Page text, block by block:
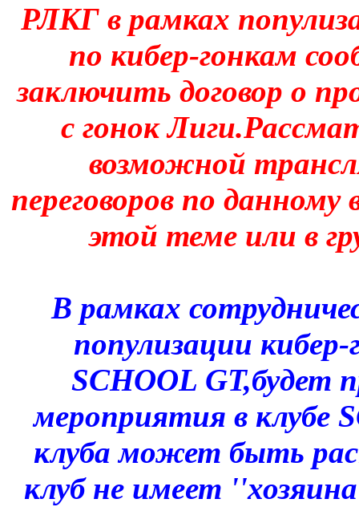
РЛКГ в рамках
по кибер-гонкам
заключить договор о
с гонок
возможной
переговоров по
этой теме или в
В рамках
популизации
SCHOOL GT,будет
мероприятия в клубе
клуба может быть
клуб не имеет